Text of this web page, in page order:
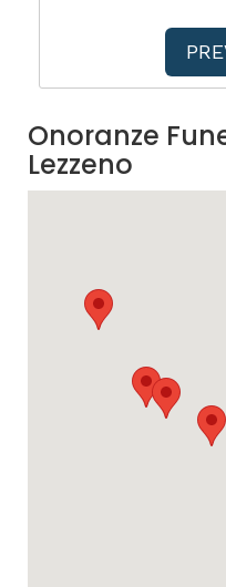
Onoranze
Lezzeno